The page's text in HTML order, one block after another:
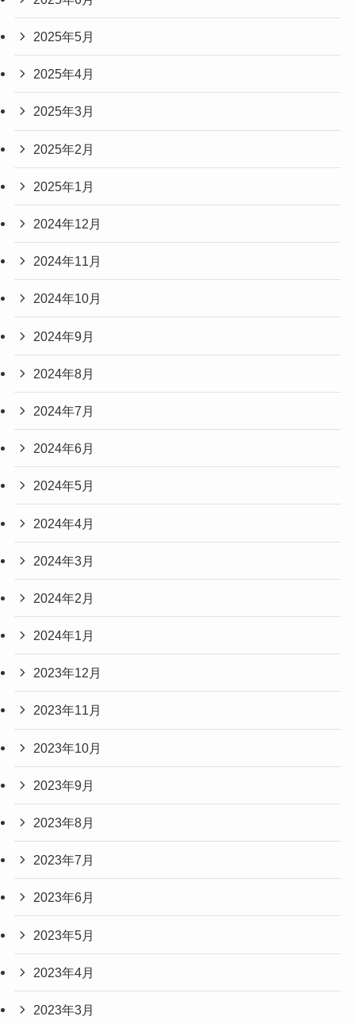
2025年5月
2025年4月
2025年3月
2025年2月
2025年1月
2024年12月
2024年11月
2024年10月
2024年9月
2024年8月
2024年7月
2024年6月
2024年5月
2024年4月
2024年3月
2024年2月
2024年1月
2023年12月
2023年11月
2023年10月
2023年9月
2023年8月
2023年7月
2023年6月
2023年5月
2023年4月
2023年3月